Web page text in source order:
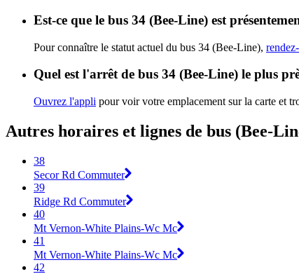
Est-ce que le bus 34 (Bee-Line) est
Pour connaître le statut actuel du bus 34 (Bee-Line),
Quel est l'arrêt de bus 34 (Bee-Line) le plus
Ouvrez l'appli pour voir votre emplacement sur la carte et
Autres horaires et lignes de bus (Bee-
38
Secor Rd Commuter
39
Ridge Rd Commuter
40
Mt Vernon-White Plains-Wc Mc
41
Mt Vernon-White Plains-Wc Mc
42